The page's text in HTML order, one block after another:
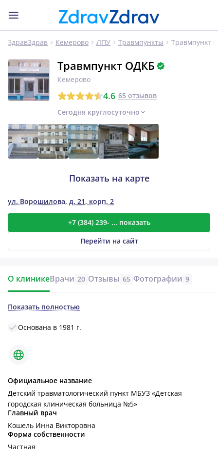
ЗдравЗдрав Кемерово ЛПУ Травмпункты Травмпункт
Травмпункт ОДКБ
Кемерово
4.6 65 отзывов
Сегодня круглосуточно
ул. Ворошилова, д. 21, корп. 2
+7 (384) 239- ... показать
Перейти на сайт
Показать на карте
О клиникеВрачи 20 Отзывы 65 Фотографии 9
Показать полностью
Основана в 1981 г.
Официальное название
Детский травматологический пункт МБУЗ «Детская
городская клиническая больница №5»
Главный врач
Кошель Инна Викторовна
Форма собственности
Частная